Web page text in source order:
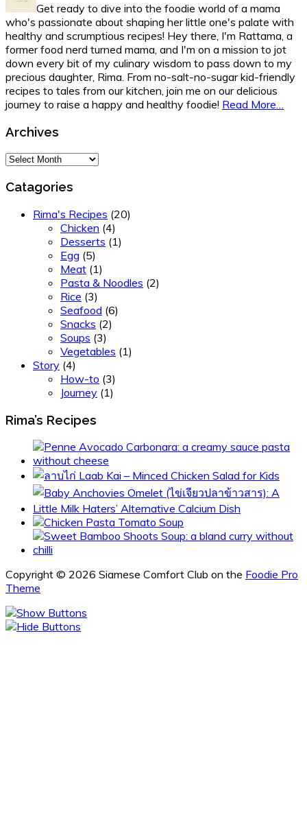
Get ready to dive into the foodie world of a mama
who's passionate about shaping her little one's palate with
healthy and scrumptious recipes! Hey there, I'm Rattama, a
former food nerd turned mama, and I'm on a mission to jot
down every bit of my culinary wisdom to pass down to my
precious daughter, Rima. From no-salt-no-sugar kid-friendly
recipes to tales from our kitchen, join me on our delicious
journey to raise a happy and healthy foodie! Read More…
Archives
Archives
Catagories
Rima's Recipes (20)
Chicken (4)
Desserts (1)
Egg (5)
Meat (1)
Pasta & Noodles (2)
Rice (3)
Seafood (6)
Snacks (2)
Soups (3)
Vegetables (1)
Story (4)
How-to (3)
Journey (1)
Rima’s Recipes
Copyright © 2026 Siamese Comfort Club on the Foodie Pro
Theme